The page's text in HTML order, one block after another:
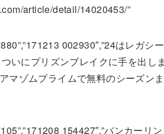
article/detail/14020453/”
002930″,”24はレガシ
いにプリズンブレイクに手を出し
マゾムプライムで無料のシーズン
154427″,”バンカーリ